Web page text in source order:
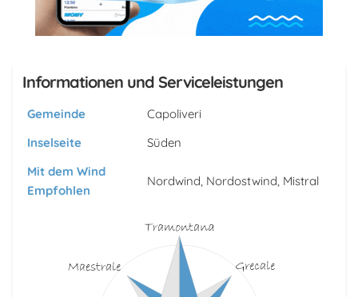
Informationen und Serviceleistungen
Gemeinde
Capoliveri
Inselseite
Süden
Mit dem Wind
Empfohlen
Nordwind, Nordostwind, Mistral